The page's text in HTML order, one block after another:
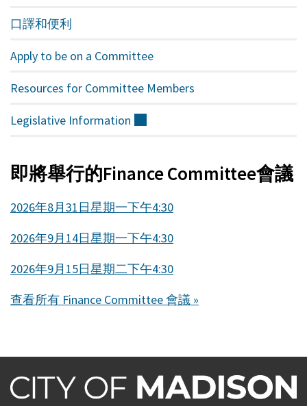
口譯和便利
Apply to be on a Committee
Resources for Committee Members
Legislative Information
即將舉行的Finance Committee會議
2026年8月31日星期一下午4:30
2026年9月14日星期一下午4:30
2026年9月15日星期二下午4:30
查看所有 Finance Committee 會議 »